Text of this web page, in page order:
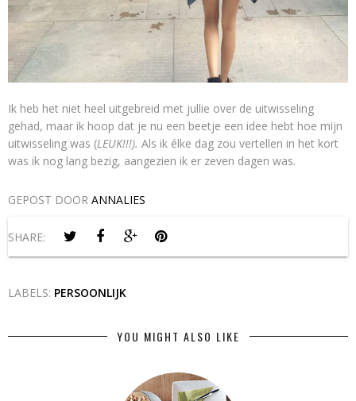
Ik heb het niet heel uitgebreid met jullie over de uitwisseling
gehad, maar ik hoop dat je nu een beetje een idee hebt hoe mijn
uitwisseling was (LEUK!!!). Als ik élke dag zou vertellen in het kort
was ik nog lang bezig, aangezien ik er zeven dagen was.
GEPOST DOOR ANNALIES
SHARE:
LABELS: PERSOONLIJK
YOU MIGHT ALSO LIKE